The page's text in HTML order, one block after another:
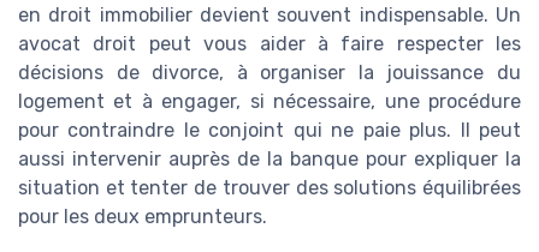
en droit immobilier devient souvent indispensable. Un
avocat droit peut vous aider à faire respecter les
décisions de divorce, à organiser la jouissance du
logement et à engager, si nécessaire, une procédure
pour contraindre le conjoint qui ne paie plus. Il peut
aussi intervenir auprès de la banque pour expliquer la
situation et tenter de trouver des solutions équilibrées
pour les deux emprunteurs.